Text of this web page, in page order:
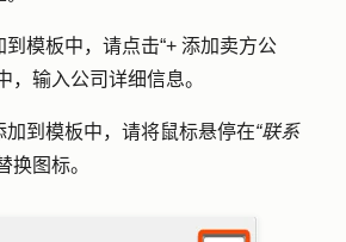
模板中，请点击“+ 添加卖方公
，输入公司详细信息。
加到模板中，请将鼠标悬停在“联系
换图标。